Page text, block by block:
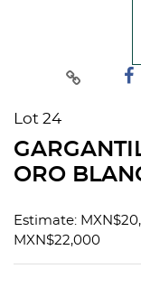
Lot 24
ORO
Estimate:
MXN$22,000